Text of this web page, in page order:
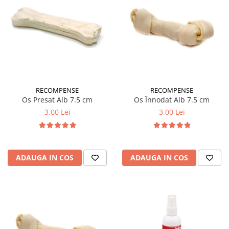
RECOMPENSE
Os Presat Alb 7.5 cm
3,00 Lei
ADAUGA IN COS
RECOMPENSE
Os Înnodat Alb 7.5 cm
3,00 Lei
ADAUGA IN COS